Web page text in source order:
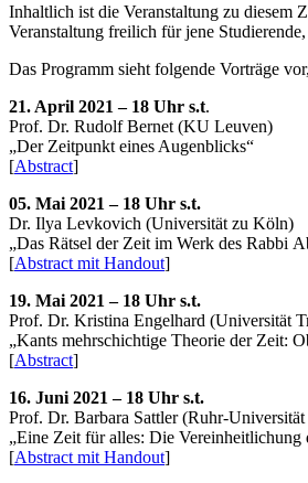
Inhaltlich ist die Veranstaltung zu diesem
Veranstaltung freilich für jene
Das Programm sieht folgende Vorträge
21. April 2021 – 18 Uhr s.t.
Prof. Dr. Rudolf Bernet (KU Leuven)
„Der Zeitpunkt eines Augenblicks“
[Abstract]
05. Mai 2021 – 18 Uhr s.t.
Dr. Ilya Levkovich (Universität zu Köln)
„Das Rätsel der Zeit im Werk des Rabbi
[Abstract mit Handout]
19. Mai 2021 – 18 Uhr s.t.
Prof. Dr. Kristina Engelhard (Universität
„Kants mehrschichtige Theorie der Zeit:
[Abstract]
16. Juni 2021 – 18 Uhr s.t.
Prof. Dr. Barbara Sattler (Ruhr-
„Eine Zeit für alles: Die
[Abstract mit Handout]